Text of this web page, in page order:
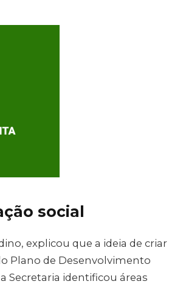
social
explicou que a ideia de criar
Plano de Desenvolvimento
Secretaria identificou áreas